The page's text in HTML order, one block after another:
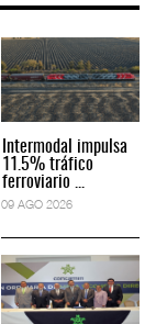
Intermodal impulsa
11.5% tráfico
ferroviario ...
09 AGO 2026